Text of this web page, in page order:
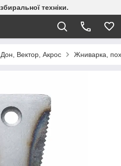
техніки.
Дон, Вектор, Акрос Жниварка,